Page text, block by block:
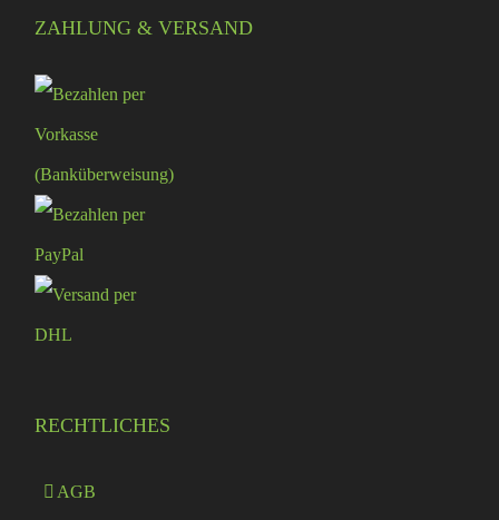
ZAHLUNG & VERSAND
RECHTLICHES
AGB